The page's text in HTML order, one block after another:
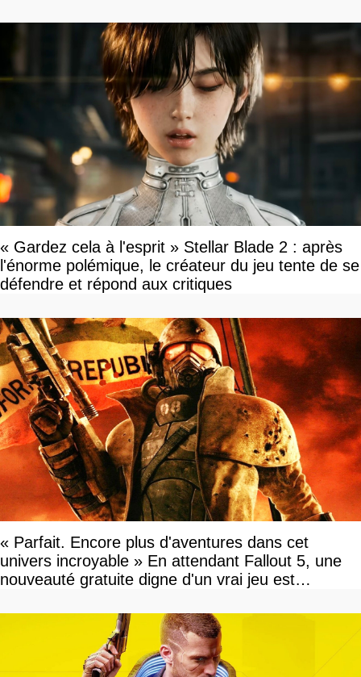
« Gardez cela à l'esprit » Stellar Blade 2 : après
l'énorme polémique, le créateur du jeu tente de se
défendre et répond aux critiques
« Parfait. Encore plus d'aventures dans cet
univers incroyable » En attendant Fallout 5, une
nouveauté gratuite digne d'un vrai jeu est